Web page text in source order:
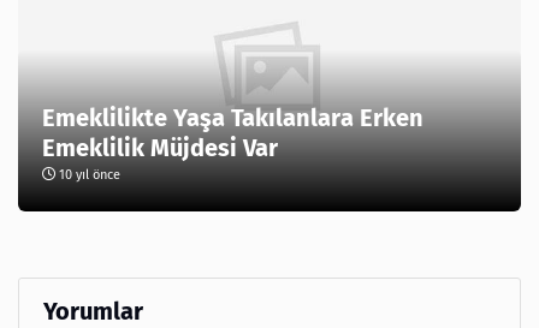
Emeklilikte Yaşa Takılanlara Erken
Emeklilik Müjdesi Var
10 yıl önce
Yorumlar